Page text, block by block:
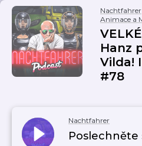
Nachtfahrer
Animace a
Hanz
Vilda!
#78
Nachtfahrer
Poslechněte